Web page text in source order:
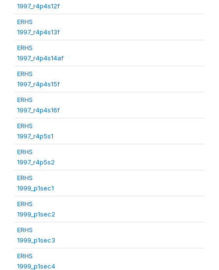
1997_r4p4s12f
ERHS
1997_r4p4s13f
ERHS
1997_r4p4s14af
ERHS
1997_r4p4s15f
ERHS
1997_r4p4s16f
ERHS
1997_r4p5s1
ERHS
1997_r4p5s2
ERHS
1999_p1sec1
ERHS
1999_p1sec2
ERHS
1999_p1sec3
ERHS
1999_p1sec4